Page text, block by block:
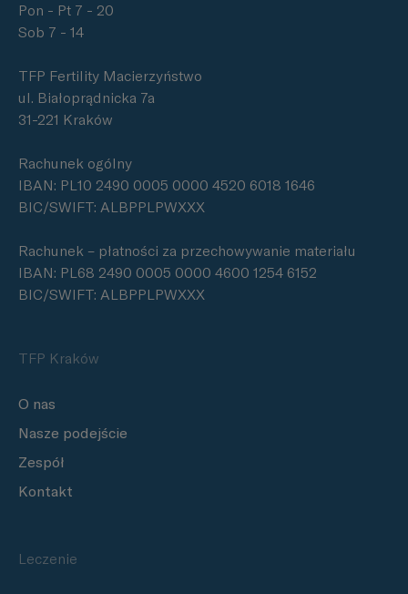
Pon - Pt 7 - 20
Sob 7 - 14
TFP Fertility Macierzyństwo
ul. Białoprądnicka 7a
31-221 Kraków
Rachunek ogólny
IBAN: PL10 2490 0005 0000 4520 6018 1646
BIC/SWIFT: ALBPPLPWXXX
Rachunek – płatności za przechowywanie materiału
IBAN: PL68 2490 0005 0000 4600 1254 6152
BIC/SWIFT: ALBPPLPWXXX
TFP Kraków
O nas
Nasze podejście
Zespół
Kontakt
Leczenie